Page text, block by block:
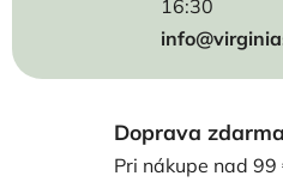
16:30
Doprava zdarma
Pri nákupe nad 99